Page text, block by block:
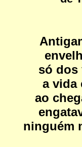
só dos
a vida
ao
ninguém